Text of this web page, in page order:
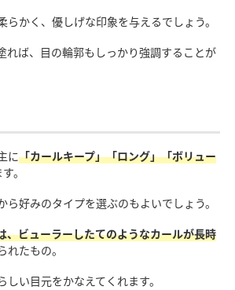
らかく、優しげな印象を与えるでしょう。
れば、目の輪郭もしっかり強調することが
に「カールキープ」「ロング」「ボリュー
。
ら好みのタイプを選ぶのもよいでしょう。
、ビューラーしたてのようなカールが長時
れたもの。
い目元をかなえてくれます。